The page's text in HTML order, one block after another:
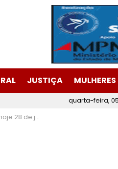
JUSTIÇA MULHERES
quarta-feira,
no SINE Itabira